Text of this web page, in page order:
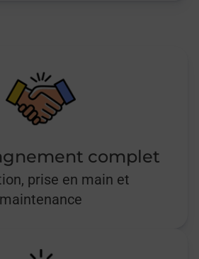
complet
prise en main et
maintenance